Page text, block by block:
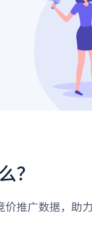
？
推广数据，助